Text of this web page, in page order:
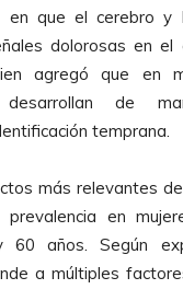
que el cerebro y
dolorosas en el
agregó que en
de
temprana.
más relevantes
en
años. Según
a múltiples